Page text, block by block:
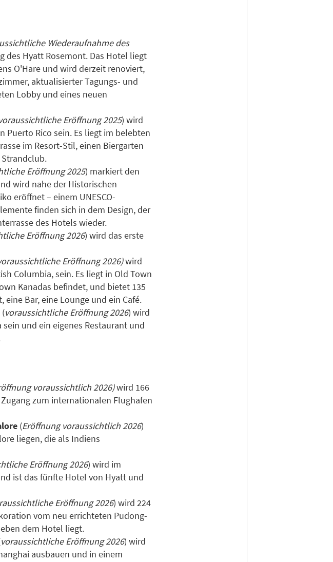
Wiederaufnahme des
des Hyatt Rosemont. Das Hotel liegt
O'Hare und wird derzeit renoviert,
aktualisierter Tagungs- und
Lobby und eines neuen
Eröffnung 2025) wird
Puerto Rico sein. Es liegt im belebten
im Resort-Stil, einen Biergarten
Eröffnung 2025) markiert den
wird nahe der Historischen
eröffnet – einem UNESCO-
finden sich in dem Design, der
des Hotels wieder.
Eröffnung 2026) wird das erste
Eröffnung 2026)wird
Columbia, sein. Es liegt in Old Town
Kanadas befindet, und bietet 135
Bar, eine Lounge und ein Café.
(voraussichtliche Eröffnung 2026) wird
und ein eigenes Restaurant und
voraussichtlich 2026)wird 166
zum internationalen Flughafen
(Eröffnung voraussichtlich 2026)
liegen, die als Indiens
Eröffnung 2026) wird im
ist das fünfte Hotel von Hyatt und
Eröffnung 2026) wird 224
vom neu errichteten Pudong-
dem Hotel liegt.
voraussichtliche Eröffnung 2026) wird
ausbauen und in einem